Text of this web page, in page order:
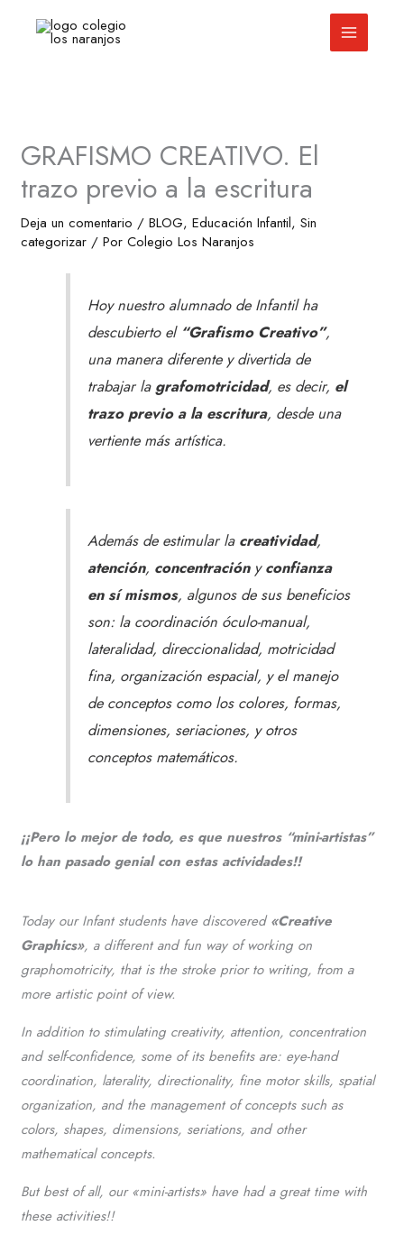
GRAFISMO CREATIVO. El
trazo previo a la escritura
Deja un comentario /BLOG,Educación Infantil,Sin
categorizar / PorColegio Los Naranjos
Hoy nuestro alumnado de Infantil ha
descubierto el “Grafismo Creativo”,
una manera diferente y divertida de
trabajar lagrafomotricidad, es decir, el
trazo previo a la escritura, desde una
vertiente más artística.
Además de estimular la creatividad,
atención, concentración yconfianza
en sí mismos, algunos de sus beneficios
son: la coordinación óculo-manual,
lateralidad, direccionalidad, motricidad
fina, organización espacial, y el manejo
de conceptos como los colores, formas,
dimensiones, seriaciones, y otros
conceptos matemáticos.
¡¡Pero lo mejor de todo, es que nuestros “mini-artistas”
lo han pasado genial con estas actividades!!
Today our Infant students have discovered«Creative
Graphics», a different and fun way of working on
graphomotricity, that is the stroke prior to writing, from a
more artistic point of view.
In addition to stimulating creativity, attention, concentration
and self-confidence, some of its benefits are: eye-hand
coordination, laterality, directionality, fine motor skills, spatial
organization, and the management of concepts such as
colors, shapes, dimensions, seriations, and other
mathematical concepts.
But best of all, our «mini-artists» have had a great time with
these activities!!